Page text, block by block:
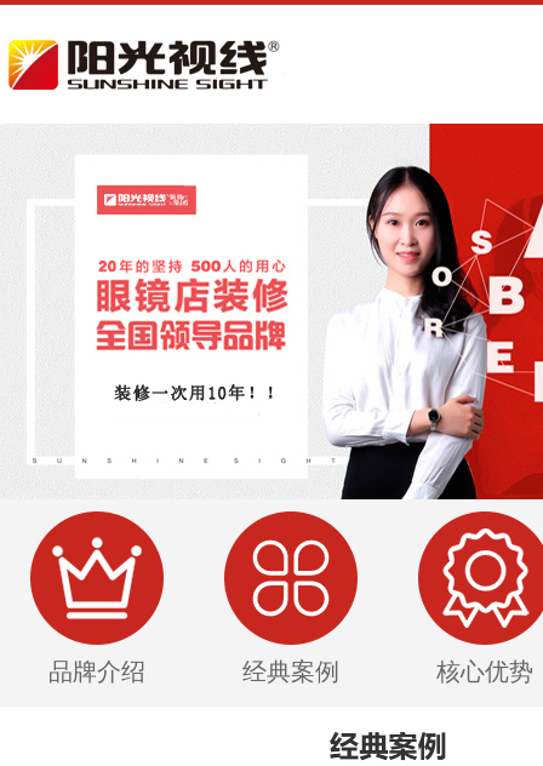
品牌介绍 经典案例 核心优势